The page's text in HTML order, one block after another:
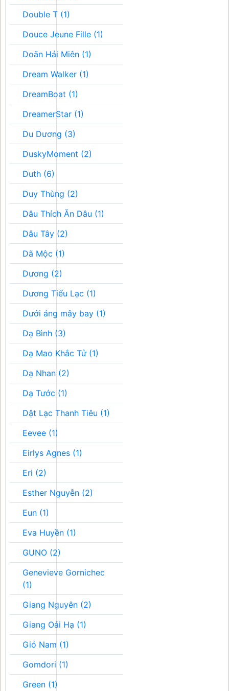
Double T (1)
Douce Jeune Fille (1)
Doãn Hải Miên (1)
Dream Walker (1)
DreamBoat (1)
DreamerStar (1)
Du Dương (3)
DuskyMoment (2)
Duth (6)
Duy Thùng (2)
Dâu Thích Ăn Dâu (1)
Dâu Tây (2)
Dã Mộc (1)
Dương (2)
Dương Tiểu Lạc (1)
Dưới áng mây bay (1)
Dạ Bình (3)
Dạ Mao Khắc Tử (1)
Dạ Nhan (2)
Dạ Tước (1)
Dật Lạc Thanh Tiêu (1)
Eevee (1)
Eirlys Agnes (1)
Eri (2)
Esther Nguyễn (2)
Eun (1)
Eva Huyền (1)
GUNO (2)
Genevieve Gornichec
(1)
Giang Nguyên (2)
Giang Oải Hạ (1)
Gió Nam (1)
Gomdori (1)
Green (1)